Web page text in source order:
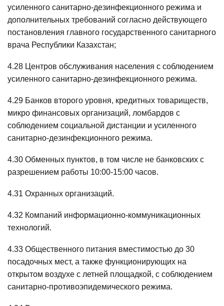
усиленного санитарно-дезинфекционного режима и
дополнительных требований согласно действующего
постановления главного государственного санитарного
врача Республики Казахстан;
4.28 Центров обслуживания населения с соблюдением
усиленного санитарно-дезинфекционного режима.
4.29 Банков второго уровня, кредитных товариществ,
микро финансовых организаций, ломбардов с
соблюдением социальной дистанции и усиленного
санитарно-дезинфекционного режима.
4.30 Обменных пунктов, в том числе не банковских с
разрешением работы 10:00-15:00 часов.
4.31 Охранных организаций.
4.32 Компаний информационно-коммуникационных
технологий.
4.33 Общественного питания вместимостью до 30
посадочных мест, а также функционирующих на
открытом воздухе с летней площадкой, с соблюдением
санитарно-противоэпидемического режима.